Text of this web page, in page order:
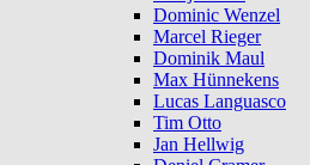
Dominic Wenzel
Marcel Rieger
Dominik Maul
Max Hünnekens
Lucas Languasco
Tim Otto
Jan Hellwig